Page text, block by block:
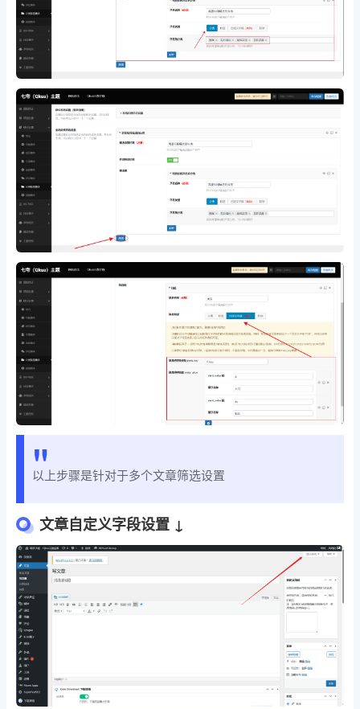
以上步骤是针对于多个文章筛选设置
文章自定义字段设置 ↓